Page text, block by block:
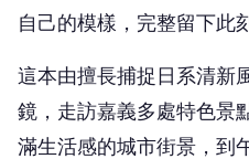
自己的模樣，完整留下此
這本由擅長捕捉日系清新
鏡，走訪嘉義多處特色景
滿生活感的城市街景，到